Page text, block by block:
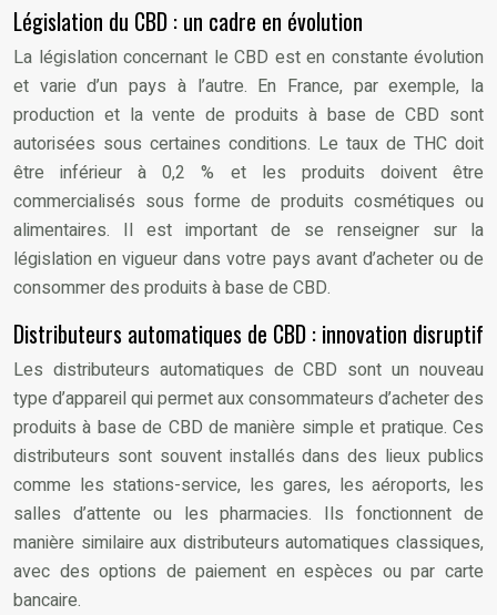
Législation du CBD : un cadre en évolution
La législation concernant le CBD est en constante évolution
et varie d’un pays à l’autre. En France, par exemple, la
production et la vente de produits à base de CBD sont
autorisées sous certaines conditions. Le taux de THC doit
être inférieur à 0,2 % et les produits doivent être
commercialisés sous forme de produits cosmétiques ou
alimentaires. Il est important de se renseigner sur la
législation en vigueur dans votre pays avant d’acheter ou de
consommer des produits à base de CBD.
Distributeurs automatiques de CBD : innovation disruptif
Les distributeurs automatiques de CBD sont un nouveau
type d’appareil qui permet aux consommateurs d’acheter des
produits à base de CBD de manière simple et pratique. Ces
distributeurs sont souvent installés dans des lieux publics
comme les stations-service, les gares, les aéroports, les
salles d’attente ou les pharmacies. Ils fonctionnent de
manière similaire aux distributeurs automatiques classiques,
avec des options de paiement en espèces ou par carte
bancaire.